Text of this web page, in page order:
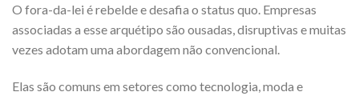
O fora-da-lei é rebelde e desafia o status quo. Empresas
associadas a esse arquétipo são ousadas, disruptivas e muitas
vezes adotam uma abordagem não convencional.
Elas são comuns em setores como tecnologia, moda e